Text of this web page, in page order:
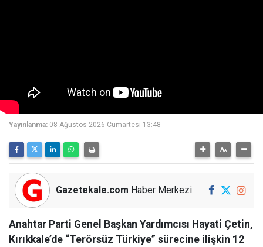
Yayınlanma: 08 Ağustos 2026 Cumartesi 13:48
Gazetekale.com Haber Merkezi
Anahtar Parti Genel Başkan Yardımcısı Hayati Çetin,
Kırıkkale’de “Terörsüz Türkiye” sürecine ilişkin 12